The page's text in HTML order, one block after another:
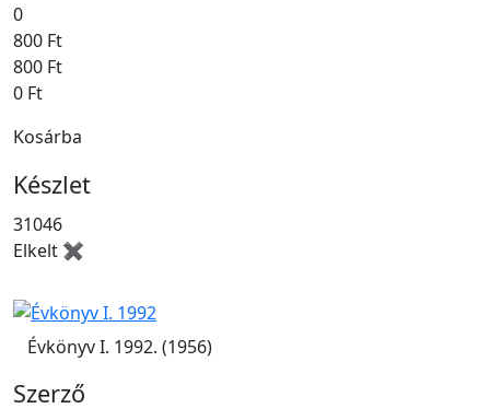
0
800 Ft
800 Ft
0 Ft
Kosárba
Készlet
31046
Elkelt ✖
Évkönyv I. 1992. (1956)
Szerző